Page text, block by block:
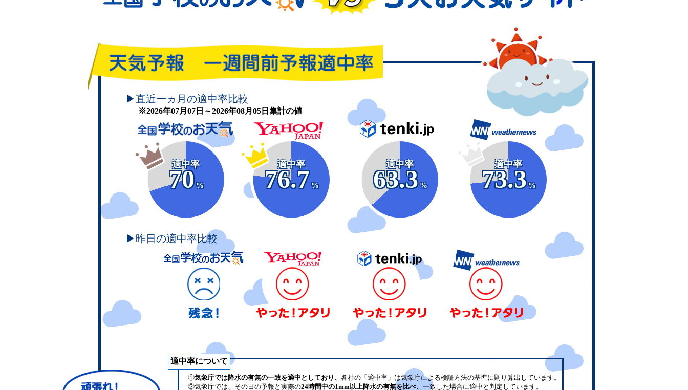
頑張れ！学校のお天気
▶直近一ヵ月の適中率比較
※2026年07月07日～2026年08月05日集計の値
適中率
70
%
適中率
76.7
%
適中率
63.3
%
適中率
73.3
%
▶昨日の適中率比較
適中率について
①気象庁では降水の有無の一致を適中としており、 各社の「適中率」は気象庁による検証方法の基準に則り算出しています。
②気象庁では、その日の予報と実際の24時間中の1mm以上降水の有無を比べ、 一致した場合に適中と判定しています。